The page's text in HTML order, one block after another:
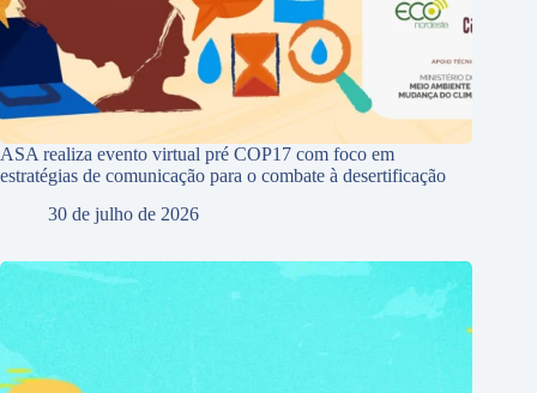
ASA realiza evento virtual pré COP17 com foco em
estratégias de comunicação para o combate à desertificação
30 de julho de 2026